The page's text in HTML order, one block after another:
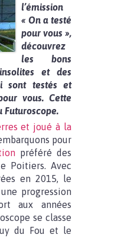
l’émission
« On a testé
pour vous »,
découvrez
les bons
et des
sont testés et
vous. Cette
Futuroscope.
et joué à la
pour
préféré des
Poitiers. Avec
en 2015, le
progression
aux années
se classe
du Fou et le